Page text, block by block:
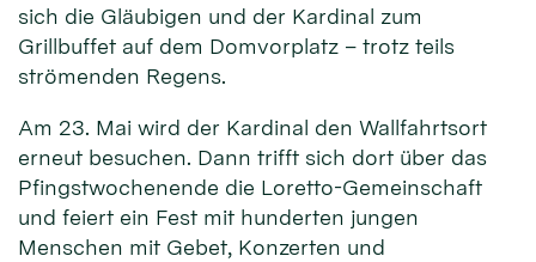
sich die Gläubigen und der Kardinal zum
Grillbuffet auf dem Domvorplatz – trotz teils
strömenden Regens.
Am 23. Mai wird der Kardinal den Wallfahrtsort
erneut besuchen. Dann trifft sich dort über das
Pfingstwochenende die Loretto-Gemeinschaft
und feiert ein Fest mit hunderten jungen
Menschen mit Gebet, Konzerten und